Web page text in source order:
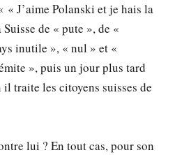
J’aime Polanski et je hais la
de « pute », de «
inutile », « nul » et «
», puis un jour plus tard
traite les citoyens suisses de
lui ? En tout cas, pour son